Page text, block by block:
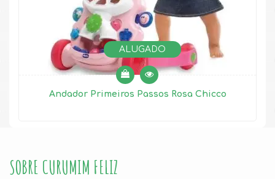
ALUGADO
Andador Primeiros Passos Rosa Chicco
SOBRE CURUMIM FELIZ